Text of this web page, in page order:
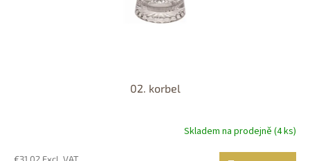
02. korbel
Skladem na prodejně (4 ks)
€31,02 Excl. VAT